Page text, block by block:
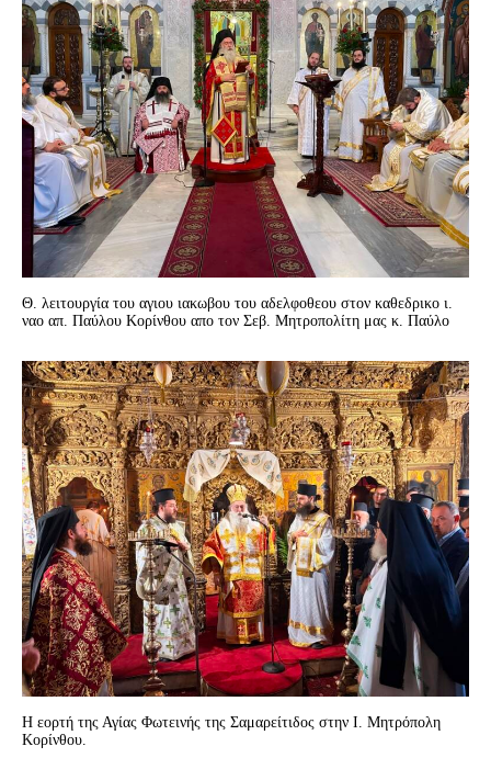
Θ. λειτουργία του αγιου ιακωβου του αδελφοθεου στον καθεδρικο ι.
ναο απ. Παύλου Κορίνθου απο τον Σεβ. Μητροπολίτη μας κ. Παύλο
Η εορτή της Αγίας Φωτεινής της Σαμαρείτιδος στην Ι. Μητρόπολη
Κορίνθου.